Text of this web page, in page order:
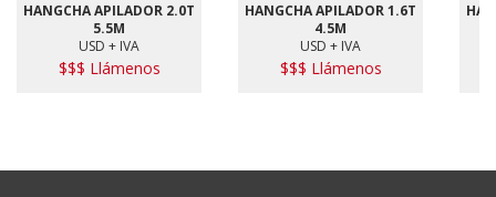
HANGCHA APILADOR 2.0T
5.5M
USD + IVA
$$$ Llámenos
HANGCHA APILADOR 1.6T
4.5M
USD + IVA
$$$ Llámenos